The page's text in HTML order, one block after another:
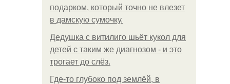
подарком, который точно не влезет
в дамскую сумочку.
Дедушка с витилиго шьёт кукол для
детей с таким же диагнозом - и это
трогает до слёз.
Где-то глубоко под землёй, в